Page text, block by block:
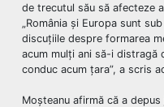
de trecutul său să afecteze
„România și Europa sunt
discuțiile despre formarea
acum mulți ani să-i distragă
conduc acum țara”, a scris
Moșteanu afirmă că a